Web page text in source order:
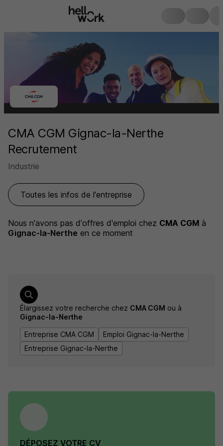
CMA CGM Gignac-la-Nerthe
Recrutement
Industrie
Toutes les infos de l'entreprise
Nous n'avons pas d'offres d'emploi chez CMA CGM à
Gignac-la-Nerthe en ce moment
Élargissez votre recherche chez CMA CGM ou à
Gignac-la-Nerthe
Entreprise CMA CGM
Emploi Gignac-la-Nerthe
Entreprise Gignac-la-Nerthe
DÉPOSEZ VOTRE CV